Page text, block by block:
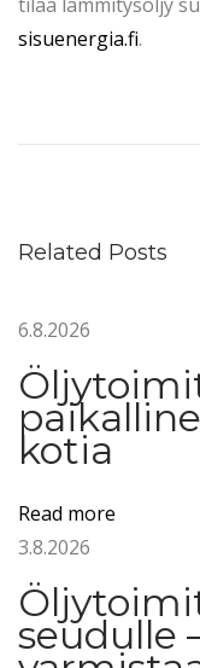
sisuenergia.fi.
o
l
y
y
r
i
t
k
s
Related Posts
6.8.2026
kotia
Read more
3.8.2026
seudulle